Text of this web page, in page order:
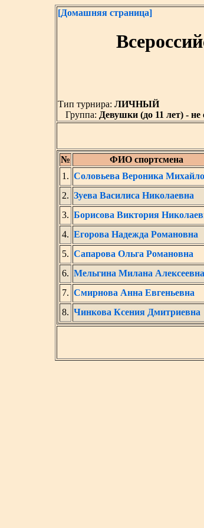
[Домашняя страница]
Тип турнира: ЛИЧНЫЙ
Группа: Девушки (до 11 лет) - не
№ ФИО спортсмена
1. Соловьева Вероника
2. Зуева Василиса Николаевна
3. Борисова Виктория
4. Егорова Надежда Романовна
5. Сапарова Ольга Романовна
6. Мельгина Милана Алексеевна
7. Смирнова Анна Евгеньевна
8. Чинкова Ксения Дмитриевна